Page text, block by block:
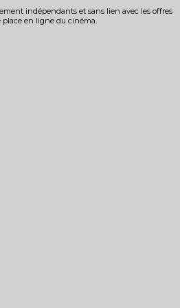
indépendants et sans lien avec les offres
place en ligne du cinéma.